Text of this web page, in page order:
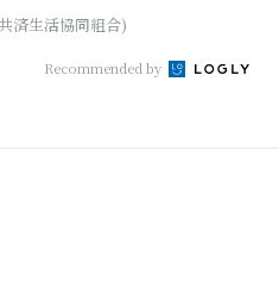
済生活協同組合)
Recommended by